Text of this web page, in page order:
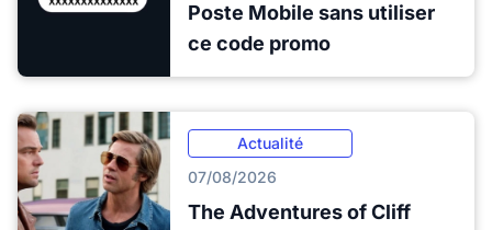
Poste Mobile sans utiliser
ce code promo
Actualité
07/08/2026
The Adventures of Cliff